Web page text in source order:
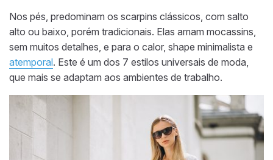
Nos pés, predominam os scarpins clássicos, com salto
alto ou baixo, porém tradicionais. Elas amam mocassins,
sem muitos detalhes, e para o calor, shape minimalista e
atemporal. Este é um dos 7 estilos universais de moda,
que mais se adaptam aos ambientes de trabalho.